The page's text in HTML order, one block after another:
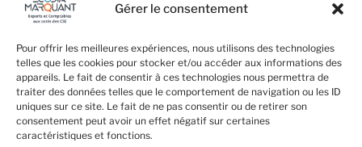
Gérer le consentement
Pour offrir les meilleures expériences, nous utilisons des technologies
telles que les cookies pour stocker et/ou accéder aux informations des
appareils. Le fait de consentir à ces technologies nous permettra de
traiter des données telles que le comportement de navigation ou les ID
uniques sur ce site. Le fait de ne pas consentir ou de retirer son
consentement peut avoir un effet négatif sur certaines
caractéristiques et fonctions.
Inscription
à
la
newsletter
Envoyer
01 44 53 94 06
19 avenue de Messine, 75008 PARIS
contact@ecodia-marquant.fr